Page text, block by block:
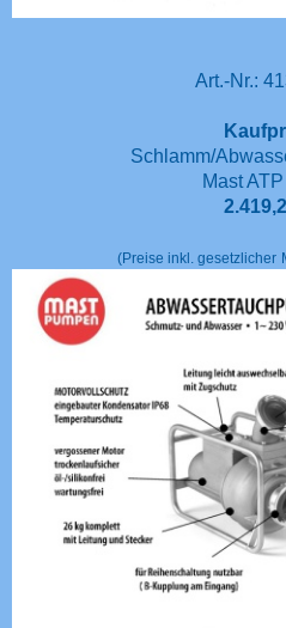
Art.-Nr.:
Schlamm/
Mast
(Preise inkl. gesetzlicher